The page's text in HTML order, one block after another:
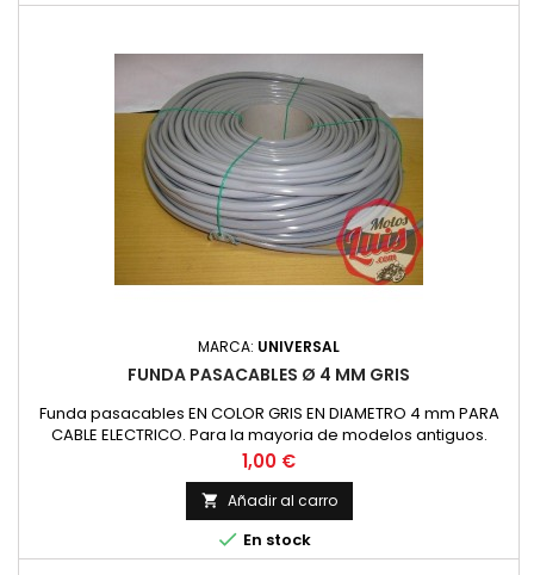
MARCA: UNIVERSAL
FUNDA PASACABLES Ø 4 MM GRIS
Funda pasacables EN COLOR GRIS EN DIAMETRO 4 mm PARA
CABLE ELECTRICO. Para la mayoria de modelos antiguos.
Precio por metro Especificar la cantidad de metros en la
cesta de la compra.
Precio
1,00 €
 Añadir al carro
 En stock